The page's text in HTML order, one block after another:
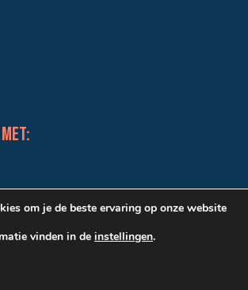
voorbehouden | Ontwerp & realisatie:
om je de beste ervaring op onze website
vinden in de instellingen.